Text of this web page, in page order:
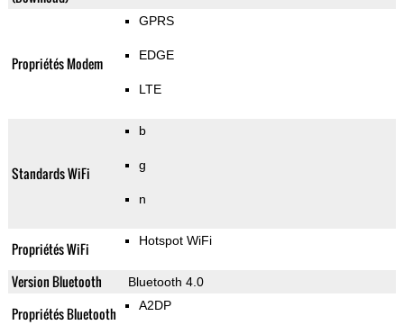
Propriétés Modem
GPRS
EDGE
LTE
Standards WiFi
b
g
n
Propriétés WiFi Hotspot WiFi
Version Bluetooth Bluetooth 4.0
Propriétés Bluetooth A2DP